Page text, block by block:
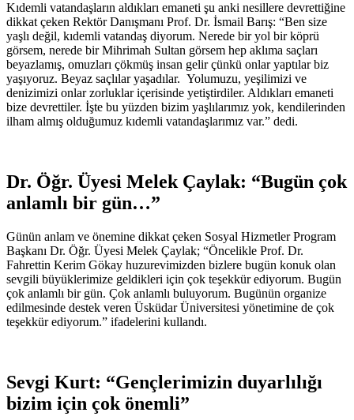
Kıdemli vatandaşların aldıkları emaneti şu anki nesillere devrettiğine
dikkat çeken Rektör Danışmanı Prof. Dr. İsmail Barış: “Ben size
yaşlı değil, kıdemli vatandaş diyorum. Nerede bir yol bir köprü
görsem, nerede bir Mihrimah Sultan görsem hep aklıma saçları
beyazlamış, omuzları çökmüş insan gelir çünkü onlar yaptılar biz
yaşıyoruz. Beyaz saçlılar yaşadılar. Yolumuzu, yeşilimizi ve
denizimizi onlar zorluklar içerisinde yetiştirdiler. Aldıkları emaneti
bize devrettiler. İşte bu yüzden bizim yaşlılarımız yok, kendilerinden
ilham almış olduğumuz kıdemli vatandaşlarımız var.” dedi.
Dr. Öğr. Üyesi Melek Çaylak: “Bugün çok
anlamlı bir gün…”
Günün anlam ve önemine dikkat çeken Sosyal Hizmetler Program
Başkanı Dr. Öğr. Üyesi Melek Çaylak; “Öncelikle Prof. Dr.
Fahrettin Kerim Gökay huzurevimizden bizlere bugün konuk olan
sevgili büyüklerimize geldikleri için çok teşekkür ediyorum. Bugün
çok anlamlı bir gün. Çok anlamlı buluyorum. Bugünün organize
edilmesinde destek veren Üsküdar Üniversitesi yönetimine de çok
teşekkür ediyorum.” ifadelerini kullandı.
Sevgi Kurt: “Gençlerimizin duyarlılığı
bizim için çok önemli”